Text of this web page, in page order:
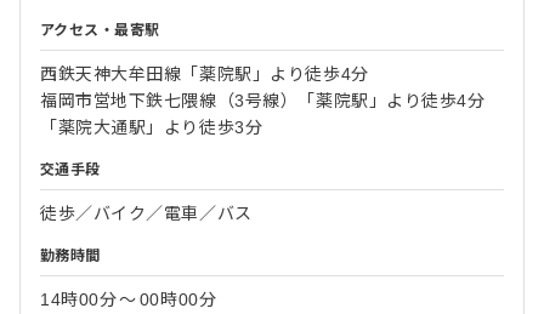
アクセス・最寄駅
西鉄天神大牟田線「薬院駅」より徒歩4分
福岡市営地下鉄七隈線（3号線）「薬院駅」より徒歩4分
「薬院大通駅」より徒歩3分
交通手段
徒歩／バイク／電車／バス
勤務時間
14時00分〜00時00分